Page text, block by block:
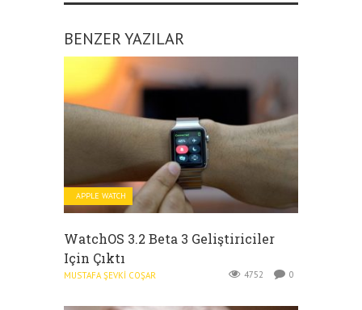
BENZER YAZILAR
APPLE WATCH
WatchOS 3.2 Beta 3 Geliştiriciler
Için Çıktı
MUSTAFA ŞEVKI COŞAR 4752 0